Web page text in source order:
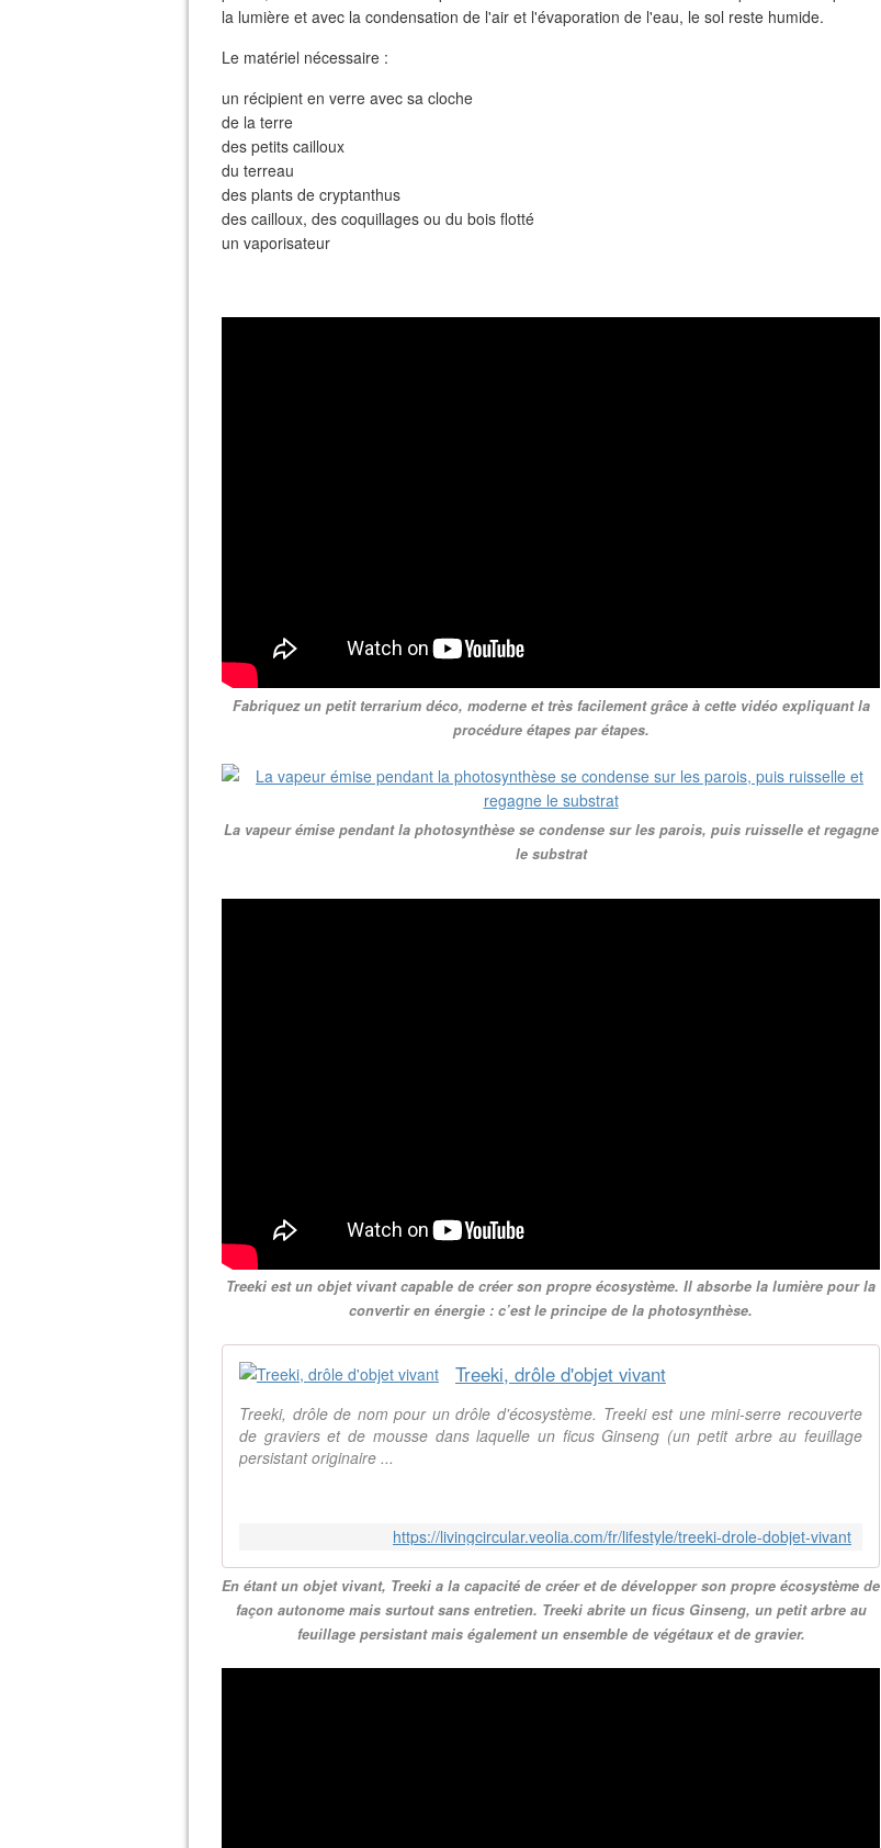
la lumière et avec la condensation de l'air et l'évaporation de l'eau, le sol reste humide.
Le matériel nécessaire :
un récipient en verre avec sa cloche
de la terre
des petits cailloux
du terreau
des plants de cryptanthus
des cailloux, des coquillages ou du bois flotté
un vaporisateur
Fabriquez un petit terrarium déco, moderne et très facilement grâce à cette vidéo expliquant la
procédure étapes par étapes.
La vapeur émise pendant la photosynthèse se condense sur les parois, puis ruisselle et regagne
le substrat
Treeki est un objet vivant capable de créer son propre écosystème. Il absorbe la lumière pour la
convertir en énergie : c’est le principe de la photosynthèse.
Treeki, drôle d'objet vivant
Treeki, drôle de nom pour un drôle d'écosystème. Treeki est une mini-serre recouverte
de graviers et de mousse dans laquelle un ficus Ginseng (un petit arbre au feuillage
persistant originaire ...
https://livingcircular.veolia.com/fr/lifestyle/treeki-drole-dobjet-vivant
En étant un objet vivant, Treeki a la capacité de créer et de développer son propre écosystème de
façon autonome mais surtout sans entretien. Treeki abrite un ficus Ginseng, un petit arbre au
feuillage persistant mais également un ensemble de végétaux et de gravier.